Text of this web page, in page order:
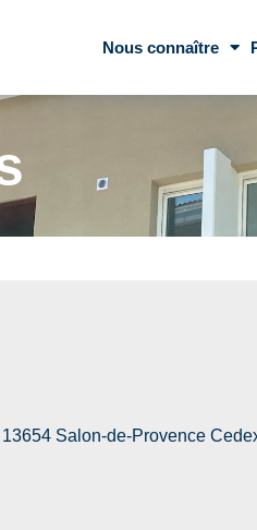
Nous connaître
Salon-de-Provence